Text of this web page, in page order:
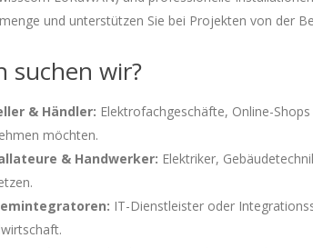
und unterstützen Sie bei Projekten von der
suchen wir?
& Händler: Elektrofachgeschäfte, Online-
möchten.
& Handwerker: Elektriker,
IT-Dienstleister oder